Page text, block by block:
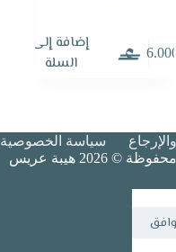
6.000
إضافة إلى
السلة
سياسة الخصوصية
2026 هيبة عريس